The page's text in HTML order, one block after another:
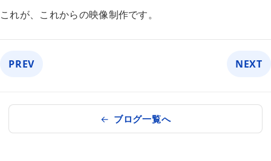
これが、これからの映像制作です。
PREV NEXT
ブログ一覧へ